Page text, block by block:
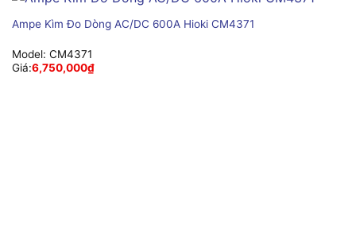
Ampe Kìm Đo Dòng AC/DC 600A Hioki CM4371
Model: CM4371
Giá:6,750,000₫